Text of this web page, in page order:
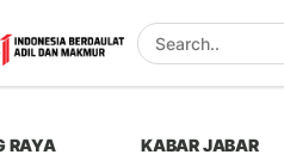
RAYA KABAR JABAR